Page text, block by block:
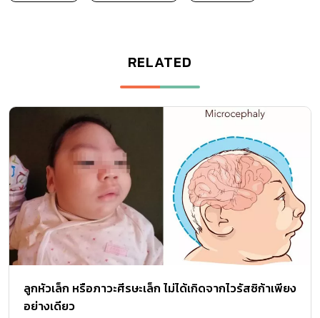
RELATED
ลูกหัวเล็ก หรือภาวะศีรษะเล็ก ไม่ได้เกิดจากไวรัสซิก้าเพียง
อย่างเดียว